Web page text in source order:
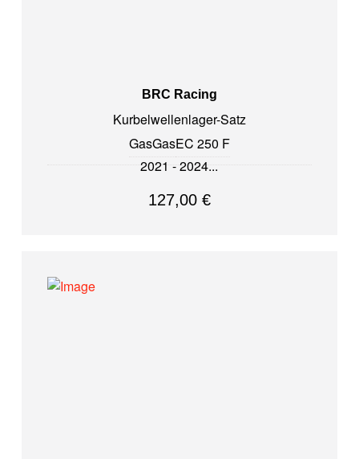
BRC Racing
Kurbelwellenlager-Satz
GasGasEC 250 F
2021 - 2024
127,00 €